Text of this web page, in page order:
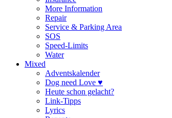
More Information
Repair
Service & Parking Area
SOS
Speed-Limits
Water
Mixed
Adventskalender
Dog need Love ♥
Heute schon gelacht?
Link-Tipps
Lyrics